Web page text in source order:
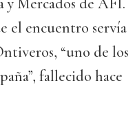
y Mercados de AFI.
el encuentro servía
“uno de los
fallecido hace